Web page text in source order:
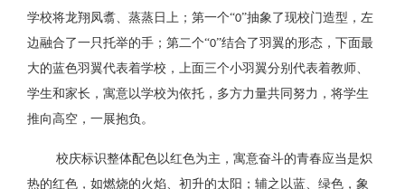
学校将龙翔凤翥、蒸蒸日上；第一个“0”抽象了现校门造型，左
边融合了一只托举的手；第二个“0”结合了羽翼的形态，下面最
大的蓝色羽翼代表着学校，上面三个小羽翼分别代表着教师、
学生和家长，寓意以学校为依托，多方力量共同努力，将学生
推向高空，一展抱负。
校庆标识整体配色以红色为主，寓意奋斗的青春应当是炽
热的红色，如燃烧的火焰、初升的太阳；辅之以蓝、绿色，象